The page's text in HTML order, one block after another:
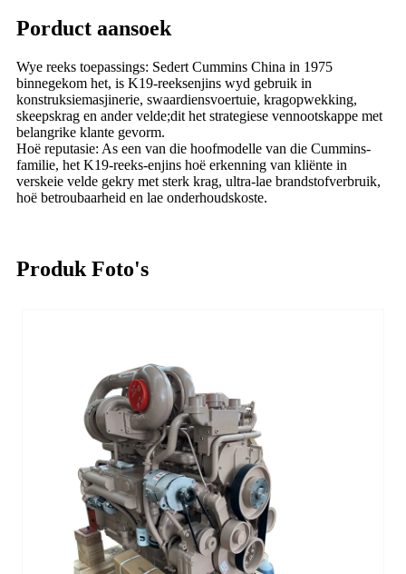
Porduct aansoek
Wye reeks toepassings: Sedert Cummins China in 1975
binnegekom het, is K19-reeksenjins wyd gebruik in
konstruksiemasjinerie, swaardiensvoertuie, kragopwekking,
skeepskrag en ander velde;dit het strategiese vennootskappe met
belangrike klante gevorm.
Hoë reputasie: As een van die hoofmodelle van die Cummins-
familie, het K19-reeks-enjins hoë erkenning van kliënte in
verskeie velde gekry met sterk krag, ultra-lae brandstofverbruik,
hoë betroubaarheid en lae onderhoudskoste.
Produk Foto's